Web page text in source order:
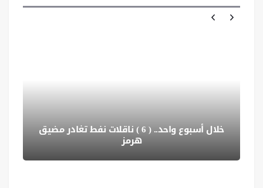
خلال أسبوع واحد.. ( 6 ) ناقلات نفط تغادر مضيق
هرمز